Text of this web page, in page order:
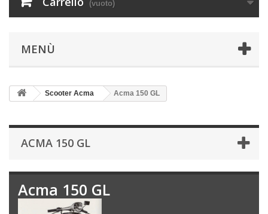
(vuoto)
MENÙ
Scooter Acma Acma 150 GL
ACMA 150 GL
Acma 150 GL